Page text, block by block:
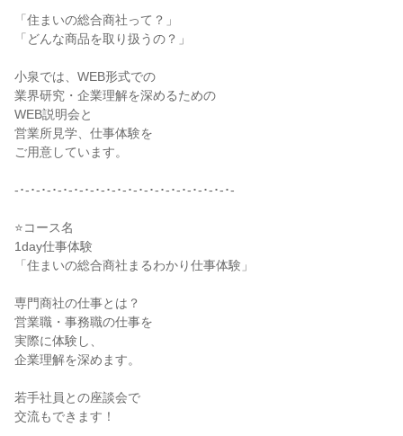
「住まいの総合商社って？」
「どんな商品を取り扱うの？」
小泉では、WEB形式での
業界研究・企業理解を深めるための
WEB説明会と
営業所見学、仕事体験を
ご用意しています。
-･-･-･-･-･-･-･-･-･-･-･-･-･-･-･-･-･-･-･-･-
⭐コース名
1day仕事体験
「住まいの総合商社まるわかり仕事体験」
専門商社の仕事とは？
営業職・事務職の仕事を
実際に体験し、
企業理解を深めます。
若手社員との座談会で
交流もできます！